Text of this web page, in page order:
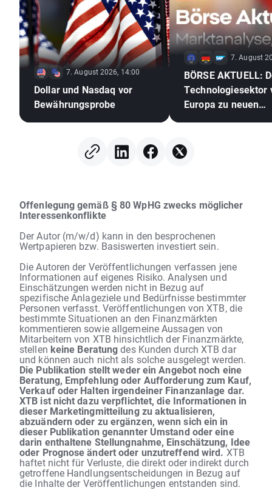
7. August 2026, 14:00
Dollar und Nasdaq vor
Bewährungsprobe
7. August
BÖRSE AKTUELL:
Technologiesektor
Europa zu neuen
Aufwärtstrend
Offenlegung gemäß § 80 WpHG zwecks möglicher
Interessenkonflikte
Der Autor (m/w/d) kann in den besprochenen
Wertpapieren bzw. Basiswerten investiert sein.
Die Autoren der Veröffentlichungen verfassen jene
Informationen auf eigenes Risiko. Analysen und
Einschätzungen werden nicht in Bezug auf
spezifische Anlageziele und Bedürfnisse bestimmter
Personen verfasst. Veröffentlichungen von XTB, die
bestimmte Situationen an den Finanzmärkten
kommentieren sowie allgemeine Aussagen von
Mitarbeitern von XTB hinsichtlich der Finanzmärkte,
stellen keine Beratungdes Kunden durch XTB dar
und können auch nicht als solche ausgelegt werden.
Die Publikation stellt weder ein Angebot noch eine
Beratung, Empfehlung oder Aufforderung zum Kauf,
Verkauf oder Halten irgendeiner Finanzanlage dar.
XTB ist nicht dazu verpflichtet, die Informationen in
dieser Marketingmitteilung zu aktualisieren,
abzuändern oder zu ergänzen, wenn sich ein in
dieser Publikation genannter Umstand oder eine
darin enthaltene Stellungnahme, Einschätzung, Idee
oder Prognose ändert oder unzutreffend wird. XTB
haftet nicht für Verluste, die direkt oder indirekt durch
getroffene Handlungsentscheidungen in Bezug auf
die Inhalte der Veröffentlichungen entstanden sind.